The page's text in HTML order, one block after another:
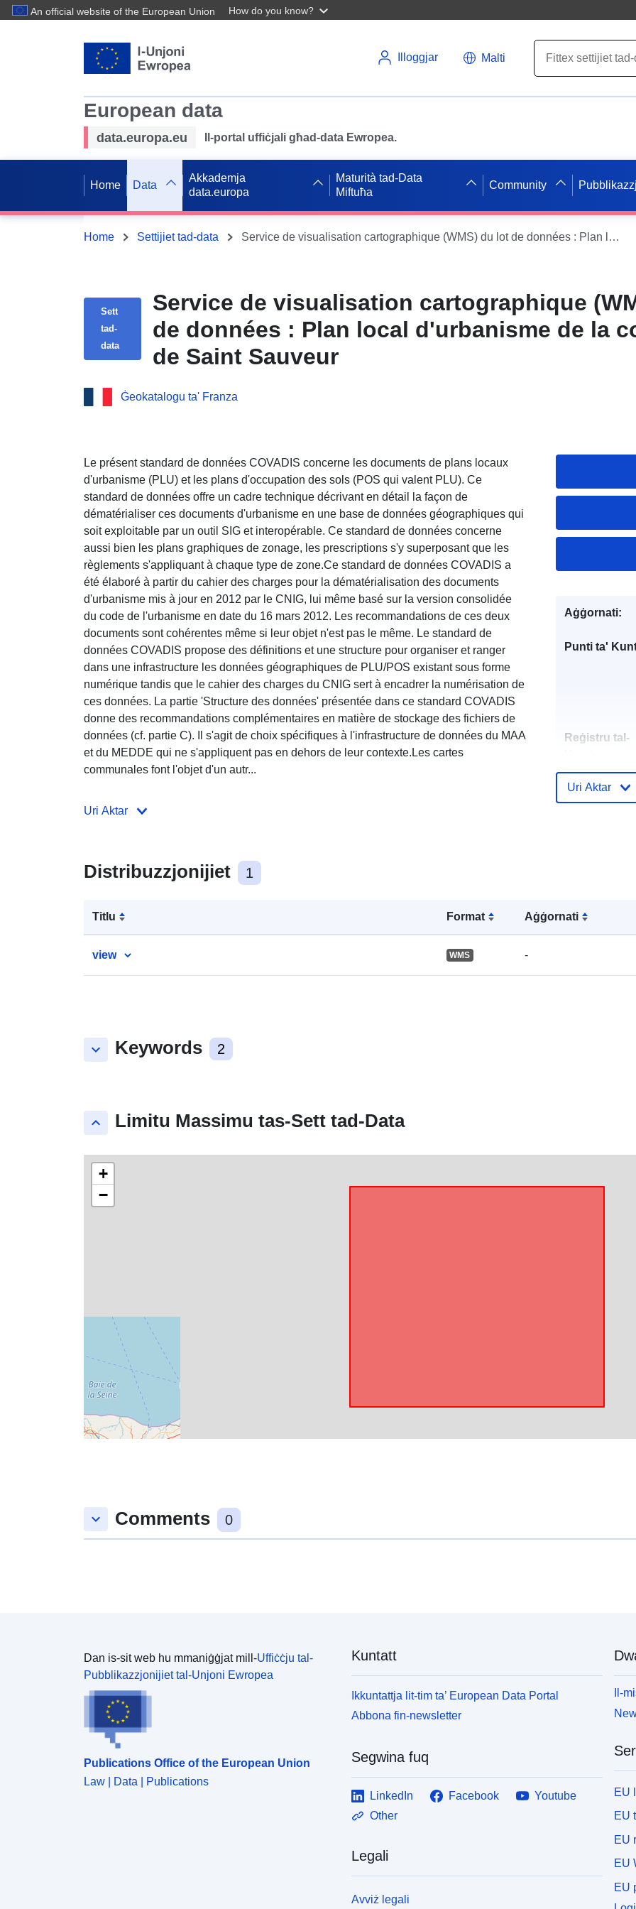
An official website of the European Union How do you know?
Illoggjar Malti
European data
data.europa.eu Il-portal uffiċjali għad-data Ewropea.
Home Data
Akkademja
data.europa
Maturità tad-Data
Miftuħa
Community
Home Settijiet tad-data Service de visualisation cartographique (WMS) du lot de données : Plan local d'urbanisme de la commune de Saint Sauveur
Sett
tad-
data
Service de visualisation cartographique
de données : Plan local d'urbanisme de la
de Saint Sauveur
Ġeokatalogu ta' Franza
Le présent standard de données COVADIS concerne les documents de plans locaux
d'urbanisme (PLU) et les plans d'occupation des sols (POS qui valent PLU). Ce
standard de données offre un cadre technique décrivant en détail la façon de
dématérialiser ces documents d'urbanisme en une base de données géographiques qui
soit exploitable par un outil SIG et interopérable. Ce standard de données concerne
aussi bien les plans graphiques de zonage, les prescriptions s'y superposant que les
règlements s'appliquant à chaque type de zone.Ce standard de données COVADIS a
été élaboré à partir du cahier des charges pour la dématérialisation des documents
d'urbanisme mis à jour en 2012 par le CNIG, lui même basé sur la version consolidée
du code de l'urbanisme en date du 16 mars 2012. Les recommandations de ces deux
documents sont cohérentes même si leur objet n'est pas le même. Le standard de
données COVADIS propose des définitions et une structure pour organiser et ranger
dans une infrastructure les données géographiques de PLU/POS existant sous forme
numérique tandis que le cahier des charges du CNIG sert à encadrer la numérisation de
ces données. La partie 'Structure des données' présentée dans ce standard COVADIS
donne des recommandations complémentaires en matière de stockage des fichiers de
données (cf. partie C). Il s'agit de choix spécifiques à l'infrastructure de données du MAA
et du MEDDE qui ne s'appliquent pas en dehors de leur contexte.Les cartes
communales font l'objet d'un autr...
Uri Aktar
Distribuzzjonijiet 1
Titlu Format Aġġornati
view WMS -
keyboard_arrow_down Keywords 2
keyboard_arrow_up Limitu Massimu tas-Sett tad-Data
+
−
Aġġornati:
Punti ta'
Reġistru tal-
Uri Aktar
keyboard_arrow_down Comments 0
Dan is-sit web hu mmaniġġjat mill-Uffiċċju tal-
Pubblikazzjonijiet tal-Unjoni Ewropea
Publications Office of the European Union
Law | Data | Publications
Kuntatt
Ikkuntattja lit-tim ta’ European Data Portal
Abbona fin-newsletter
Segwina fuq
LinkedIn Facebook
Youtube
Other
Legali
Avviż legali
Il-
EU
EU
EU
EU
EU